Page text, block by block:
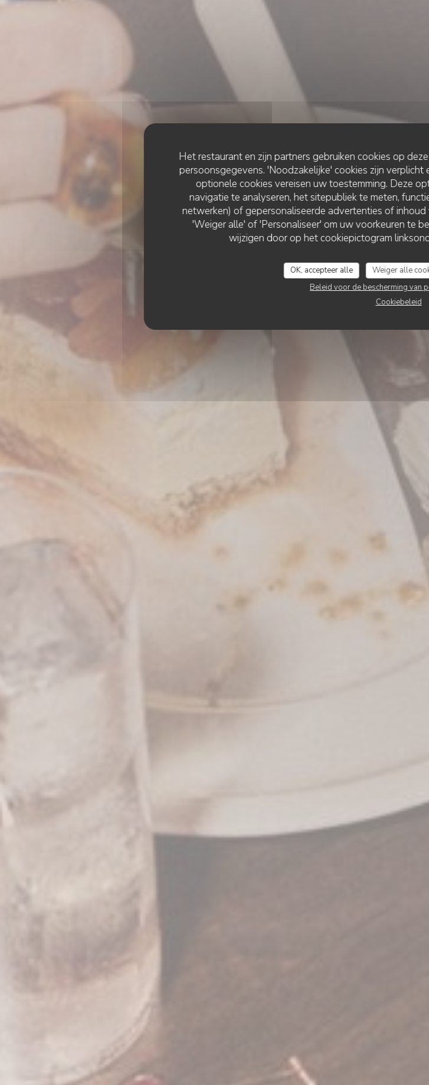
Het restaurant en zijn partners gebruiken cookies op
persoonsgegevens. 'Noodzakelijke' cookies zijn
optionele cookies vereisen uw toestemming. Deze
navigatie te analyseren, het sitepubliek te meten,
netwerken) of gepersonaliseerde advertenties of
'Weiger alle' of 'Personaliseer' om uw voorkeuren te
wijzigen door op het cookiepictogram
OK, accepteer alle Weiger alle
Beleid voor de bescherming van
Cookiebeleid
MEDITERRAAN RESTAURANT•
Casa
RESERVEER EEN